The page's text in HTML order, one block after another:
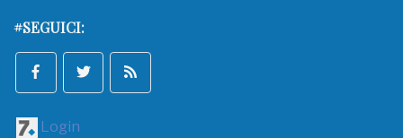
#SEGUICI:
Login